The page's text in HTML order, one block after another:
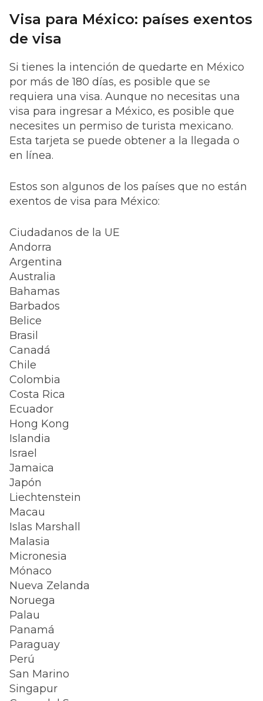
Visa para México: países exentos
de visa
Si tienes la intención de quedarte en México
por más de 180 días, es posible que se
requiera una visa. Aunque no necesitas una
visa para ingresar a México, es posible que
necesites un permiso de turista mexicano.
Esta tarjeta se puede obtener a la llegada o
en línea.
Estos son algunos de los países que no están
exentos de visa para México:
Ciudadanos de la UE
Andorra
Argentina
Australia
Bahamas
Barbados
Belice
Brasil
Canadá
Chile
Colombia
Costa Rica
Ecuador
Hong Kong
Islandia
Israel
Jamaica
Japón
Liechtenstein
Macau
Islas Marshall
Malasia
Micronesia
Mónaco
Nueva Zelanda
Noruega
Palau
Panamá
Paraguay
Perú
San Marino
Singapur